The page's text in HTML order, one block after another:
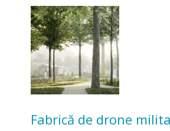
transformarea Grădinii
Universitarilor
Fabrică de drone